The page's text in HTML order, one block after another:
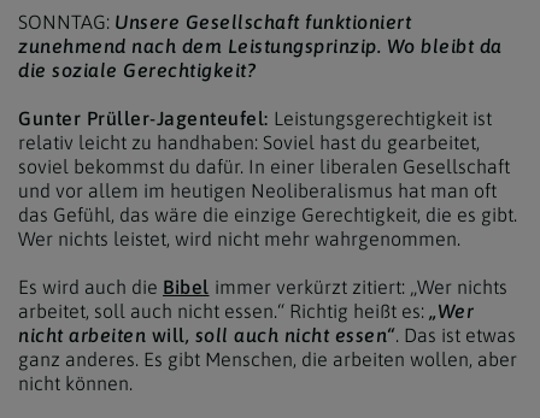
SONNTAG: Unsere Gesellschaft funktioniert
zunehmend nach dem Leistungsprinzip. Wo bleibt da
die soziale Gerechtigkeit?
Gunter Prüller-Jagenteufel: Leistungsgerechtigkeit ist
relativ leicht zu handhaben: Soviel hast du gearbeitet,
soviel bekommst du dafür. In einer liberalen Gesellschaft
und vor allem im heutigen Neoliberalismus hat man oft
das Gefühl, das wäre die einzige Gerechtigkeit, die es gibt.
Wer nichts leistet, wird nicht mehr wahrgenommen.
Es wird auch die Bibel immer verkürzt zitiert: „Wer nichts
arbeitet, soll auch nicht essen.“ Richtig heißt es: „Wer
nicht arbeiten will, soll auch nicht essen“. Das ist etwas
ganz anderes. Es gibt Menschen, die arbeiten wollen, aber
nicht können.